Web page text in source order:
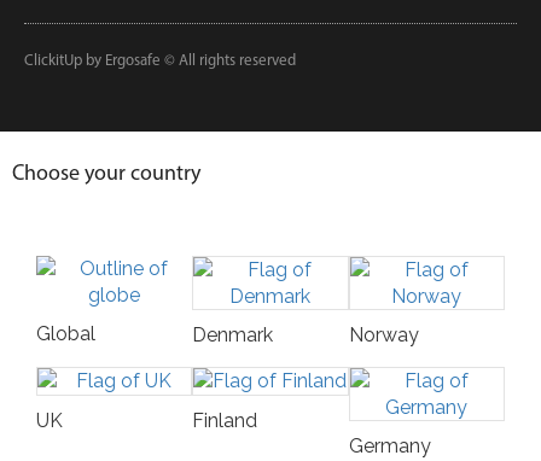
ClickitUp by Ergosafe © All rights reserved
Choose your country
Global Denmark Norway
UK
Finland
Germany